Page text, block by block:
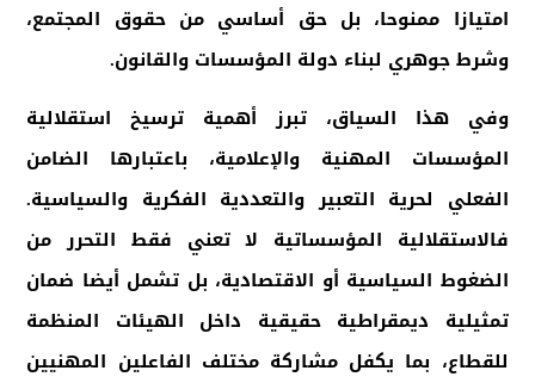
امتيازا ممنوحا، بل حق أساسي من حقوق المجتمع،
وشرط جوهري لبناء دولة المؤسسات والقانون.
وفي هذا السياق، تبرز أهمية ترسيخ استقلالية
المؤسسات المهنية والإعلامية، باعتبارها الضامن
الفعلي لحرية التعبير والتعددية الفكرية والسياسية.
فالاستقلالية المؤسساتية لا تعني فقط التحرر من
الضغوط السياسية أو الاقتصادية، بل تشمل أيضا ضمان
تمثيلية ديمقراطية حقيقية داخل الهيئات المنظمة
للقطاع، بما يكفل مشاركة مختلف الفاعلين المهنيين